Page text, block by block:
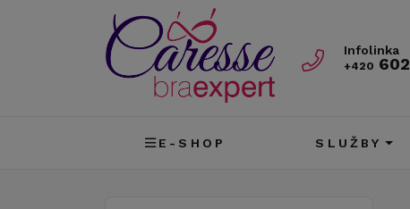
Infolinka
+420
E-SHOP SLUŽBY